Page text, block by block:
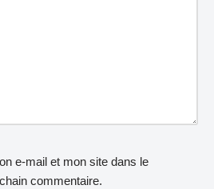
e-mail et mon site dans le
commentaire.